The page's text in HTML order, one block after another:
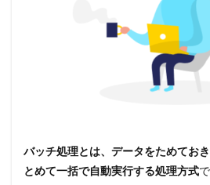
バッチ処理とは、データをためてお
とめて一括で自動実行する処理方式